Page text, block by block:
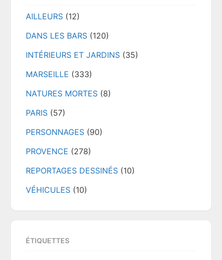
AILLEURS (12)
DANS LES BARS (120)
INTÉRIEURS ET JARDINS (35)
MARSEILLE (333)
NATURES MORTES (8)
PARIS (57)
PERSONNAGES (90)
PROVENCE (278)
REPORTAGES DESSINÉS (10)
VÉHICULES (10)
ÉTIQUETTES